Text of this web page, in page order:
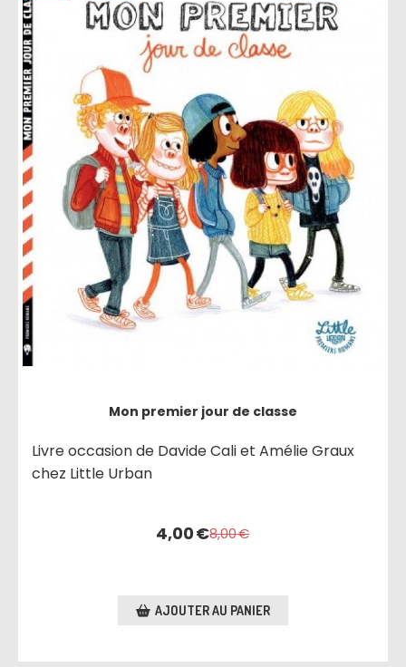
Mon premier jour de classe
Livre occasion de Davide Cali et Amélie Graux
chez Little Urban
4,00€8,00€
AJOUTER AU PANIER